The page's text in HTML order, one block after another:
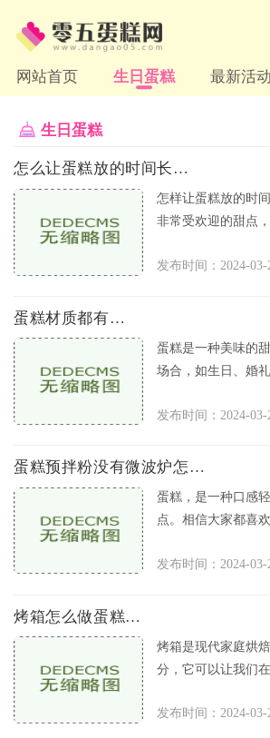
网站首页 生日蛋糕 最新活动
生日蛋糕
怎么让蛋糕放的时间长一点
怎样让蛋糕放的时
非常受欢迎的甜点
得更久一些，就可
发布时间：2024-03-
蛋糕材质都有哪些
蛋糕是一种美味的
场合，如生日、婚
材料来制作。本文
发布时间：2024-03-
蛋糕预拌粉没有微波炉怎么做
蛋糕，是一种口感
点。相信大家都喜
糕预拌粉已经买好
发布时间：2024-03-
烤箱怎么做蛋糕做法
烤箱是现代家庭烘
分，它可以让我们
及，更多的人开始
发布时间：2024-03-